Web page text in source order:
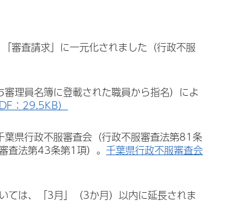
審査請求」に一元化されました（行政不服
理員名簿に登載された職員から指名）によ
：29.5KB）
県行政不服審査会（行政不服審査法第81条
査法第43条第1項）。千葉県行政不服審査会
ては、「3月」（3か月）以内に延長されま